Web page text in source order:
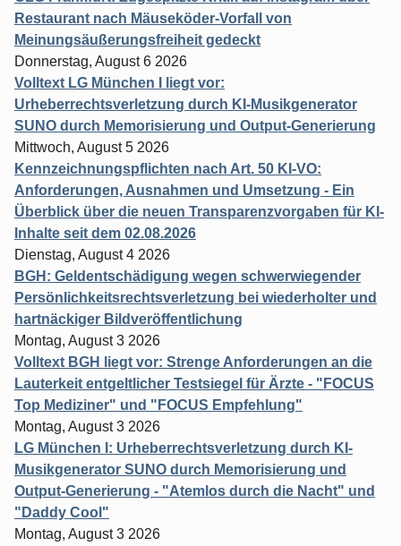
Restaurant nach Mäuseköder-Vorfall von
Meinungsäußerungsfreiheit gedeckt
Donnerstag, August 6 2026
Volltext LG München I liegt vor:
Urheberrechtsverletzung durch KI-Musikgenerator
SUNO durch Memorisierung und Output-Generierung
Mittwoch, August 5 2026
Kennzeichnungspflichten nach Art. 50 KI-VO:
Anforderungen, Ausnahmen und Umsetzung - Ein
Überblick über die neuen Transparenzvorgaben für KI-
Inhalte seit dem 02.08.2026
Dienstag, August 4 2026
BGH: Geldentschädigung wegen schwerwiegender
Persönlichkeitsrechtsverletzung bei wiederholter und
hartnäckiger Bildveröffentlichung
Montag, August 3 2026
Volltext BGH liegt vor: Strenge Anforderungen an die
Lauterkeit entgeltlicher Testsiegel für Ärzte - "FOCUS
Top Mediziner" und "FOCUS Empfehlung"
Montag, August 3 2026
LG München I: Urheberrechtsverletzung durch KI-
Musikgenerator SUNO durch Memorisierung und
Output-Generierung - "Atemlos durch die Nacht" und
"Daddy Cool"
Montag, August 3 2026